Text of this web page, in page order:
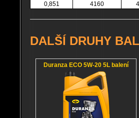
0,851
4160
DALŠÍ DRUHY
Duranza ECO 5W-20 5L balení